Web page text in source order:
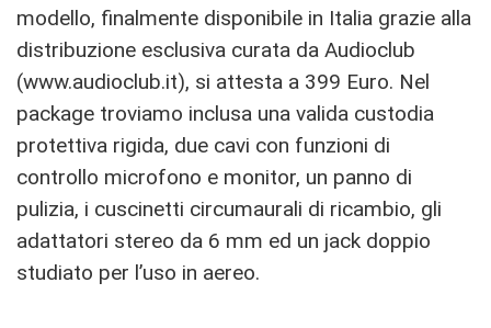
modello, finalmente disponibile in Italia grazie alla
distribuzione esclusiva curata da Audioclub
(www.audioclub.it), si attesta a 399 Euro. Nel
package troviamo inclusa una valida custodia
protettiva rigida, due cavi con funzioni di
controllo microfono e monitor, un panno di
pulizia, i cuscinetti circumaurali di ricambio, gli
adattatori stereo da 6 mm ed un jack doppio
studiato per l’uso in aereo.